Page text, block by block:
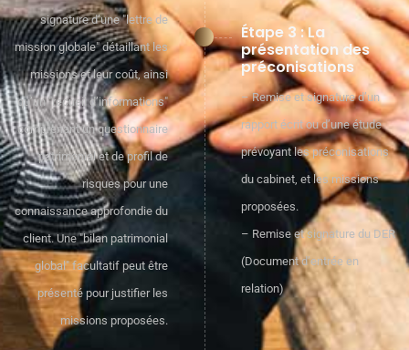
signature d’une "lettre de
mission globale" détaillant les
missions et leur coût, ainsi
qu’un "recueil d’informations"
comprenant un questionnaire
patrimonial et de profil de
risques pour une
connaissance approfondie du
client. Une "bilan patrimonial
global" facultatif peut être
présenté pour justifier les
missions proposées.
Étape 3 : La
présentation des
préconisations
– Remise et signature d’un
rapport écrit ou d’une étude
prévoyant les préconisations
du cabinet, et les missions
proposées.
– Remise et signature du DER
(Document d’entrée en
relation)